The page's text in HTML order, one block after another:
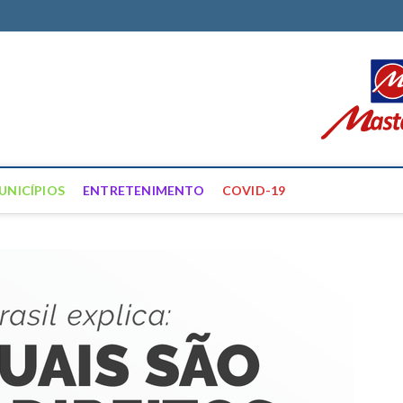
ENTRETENIMENTO COVID-19